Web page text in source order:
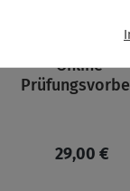
Online-
Regulärer
29,00 €